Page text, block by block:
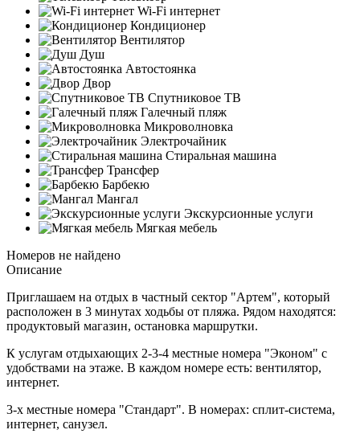
Wi-Fi интернет
Кондиционер
Вентилятор
Душ
Автостоянка
Двор
Спутниковое ТВ
Галечный пляж
Микроволновка
Электрочайник
Стиральная машина
Трансфер
Барбекю
Мангал
Экскурсионные услуги
Мягкая мебель
Номеров не найдено
Описание
Приглашаем на отдых в частный сектор "Артем", который
расположен в 3 минутах ходьбы от пляжа. Рядом находятся:
продуктовый магазин, остановка маршрутки.
К услугам отдыхающих 2-3-4 местные номера "Эконом" с
удобствами на этаже. В каждом номере есть: вентилятор,
интернет.
3-х местные номера "Стандарт". В номерах: сплит-система,
интернет, санузел.